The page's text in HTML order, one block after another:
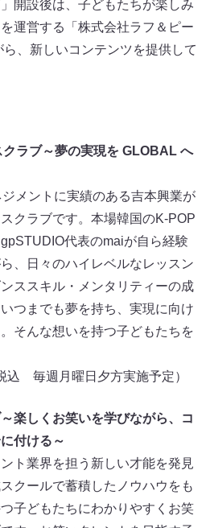
開設後は、子どもたちが楽しみ
運営する「株式会社ラフ＆ピー
、新しいコンテンツを提供して
ラブ～夢の実現を GLOBAL へ
メントに実績のある吉本興業が
クラブです。本場韓国のK-POP
代表のmaiが自ら経験
、日々のハイレベルなレッスン
ススキル・メンタリティーの成
つまでも夢を持ち、実現に向け
そんな想いを持つ子どもたちを
込 毎週月曜日夕方実施予定）
楽しくお笑いを学びながら、コ
付ける～
ト業界を担う新しい才能を発見
クールで蓄積したノウハウをも
子どもたちにわかりやすくお笑